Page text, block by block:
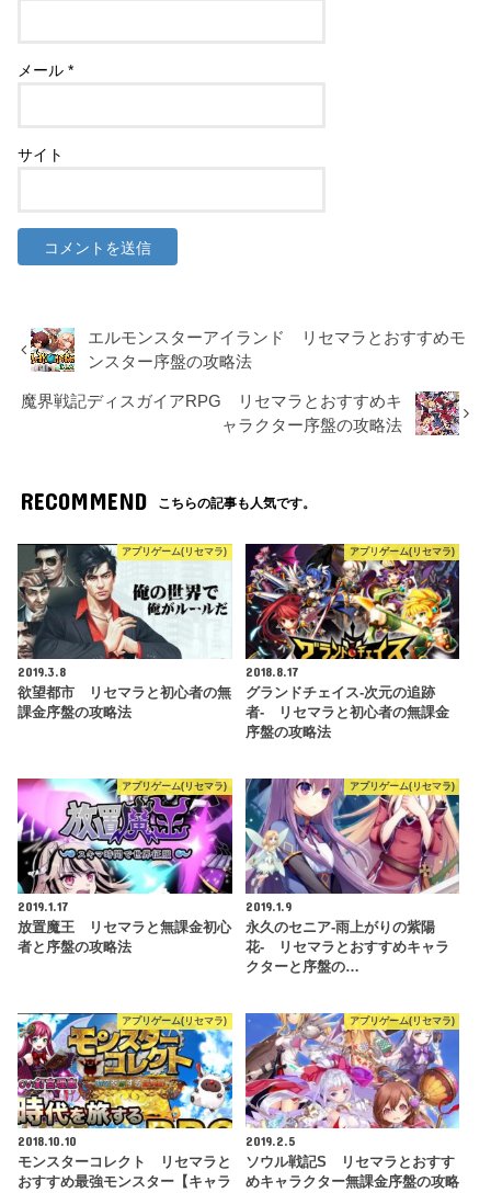
メール*
サイト
エルモンスターアイランド リセマラとおすすめモ
ンスター序盤の攻略法
魔界戦記ディスガイアRPG リセマラとおすすめキ
ャラクター序盤の攻略法
RECOMMEND こちらの記事も人気です。
アプリゲーム(リセマラ)
2019.3.8
欲望都市 リセマラと初心者の無
課金序盤の攻略法
アプリゲーム(リセマラ)
2018.8.17
グランドチェイス‐次元の追跡
者- リセマラと初心者の無課金
序盤の攻略法
アプリゲーム(リセマラ)
2019.1.17
放置魔王 リセマラと無課金初心
者と序盤の攻略法
アプリゲーム(リセマラ)
2019.1.9
永久のセニア‐雨上がりの紫陽
花‐ リセマラとおすすめキャラ
クターと序盤の…
アプリゲーム(リセマラ)
2018.10.10
モンスターコレクト リセマラと
おすすめ最強モンスター【キャラ
アプリゲーム(リセマラ)
2019.2.5
ソウル戦記S リセマラとおすす
めキャラクター無課金序盤の攻略